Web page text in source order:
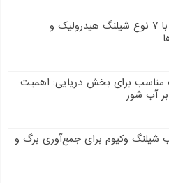
عنوان: آشنایی با ۷ نوع شیلنگ هیدرولیک و
مناسب برای بخش دریایی: اهمیت
آب شور
شیلنگ وکیوم برای جمع‌آوری برگ و